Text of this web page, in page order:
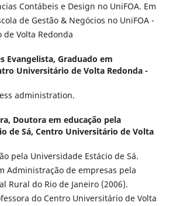
Contábeis e Design no UniFOA. Em
de Gestão & Negócios no UniFOA -
Volta Redonda
Evangelista, Graduado em
Universitário de Volta Redonda -
administration.
Doutora em educação pela
de Sá, Centro Universitário de Volta
pela Universidade Estácio de Sá.
Administração de empresas pela
Rural do Rio de Janeiro (2006).
do Centro Universitário de Volta